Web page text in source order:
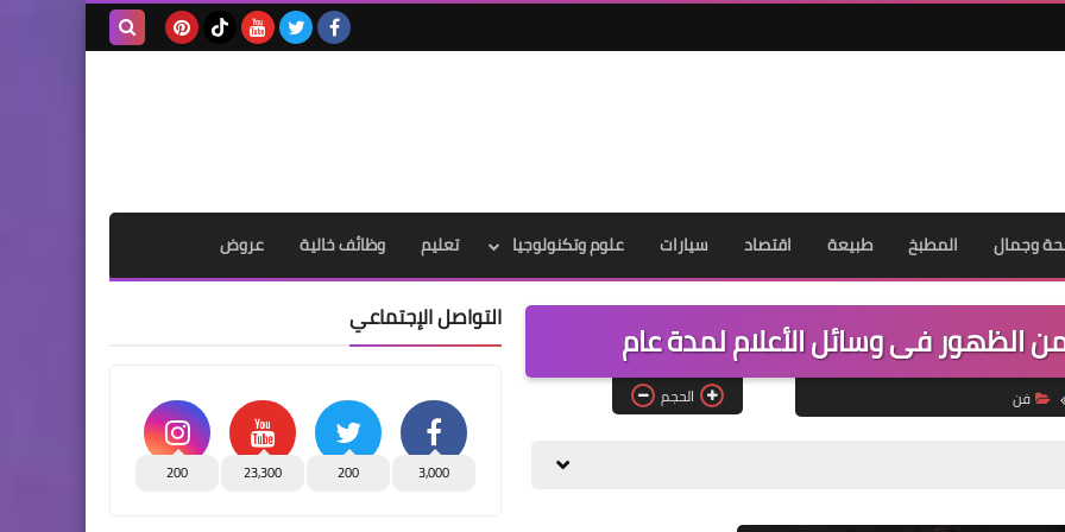
وجمال المطبخ طبيعة اقتصاد سيارات علوم وتكنولوجيا تعليم وظائف خالية عروض
فن الحجم
التواصل الإجتماعي
3,000
200
23,300
200